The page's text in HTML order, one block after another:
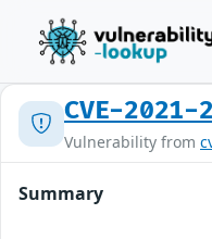
CVE-2021-
Vulnerability from
Summary